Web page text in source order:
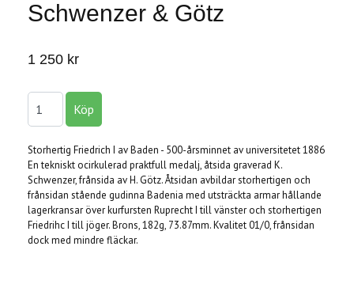
Schwenzer & Götz
1 250 kr
Storhertig Friedrich I av Baden - 500-årsminnet av universitetet 1886
En tekniskt ocirkulerad praktfull medalj, åtsida graverad K.
Schwenzer, frånsida av H. Götz. Åtsidan avbildar storhertigen och
frånsidan stående gudinna Badenia med utsträckta armar hållande
lagerkransar över kurfursten Ruprecht I till vänster och storhertigen
Friedrihc I till jöger. Brons, 182g, 73.87mm. Kvalitet 01/0, frånsidan
dock med mindre fläckar.